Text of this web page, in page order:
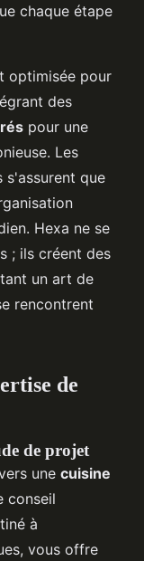
chaque étape
optimisée pour
des
pour une
Les
s'assurent que
Hexa ne se
; ils créent des
un art de
rencontrent
de
de projet
une cuisine
conseil
à
vous offre